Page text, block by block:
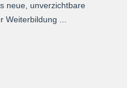
neue, unverzichtbare
...